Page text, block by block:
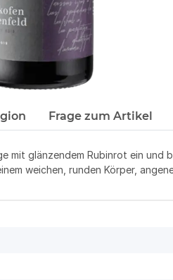
Frage zum Artikel
mit glänzendem Rubinrot ein und
weichen, runden Körper,